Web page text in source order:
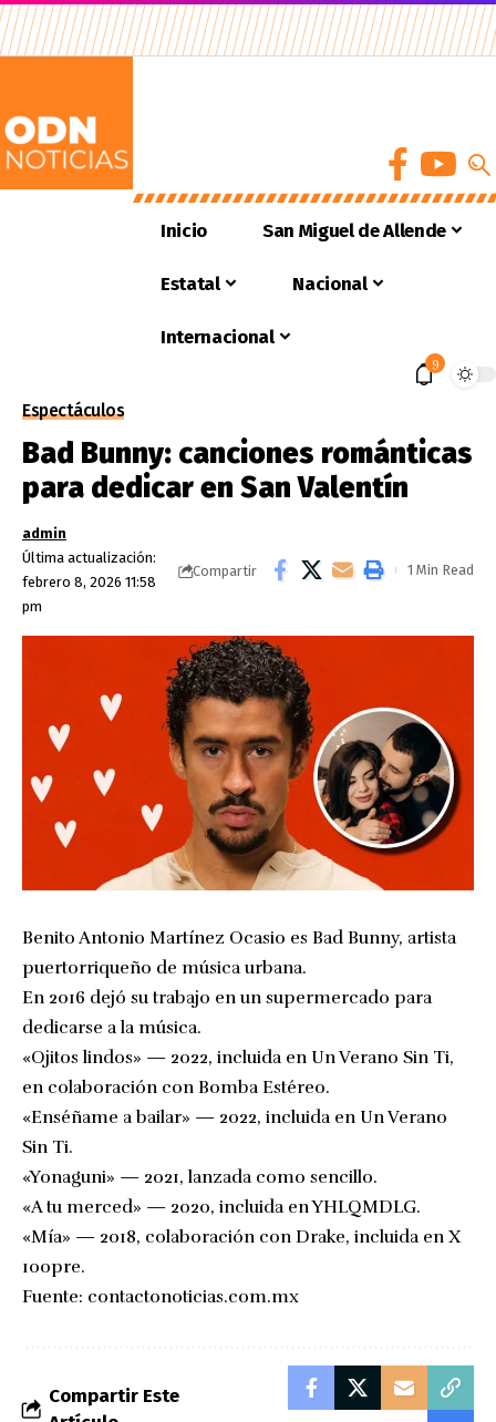
Inicio San Miguel de Allende
Estatal Nacional
Internacional
9
Espectáculos
Bad Bunny: canciones románticas
para dedicar en San Valentín
Última actualización:
febrero 8, 2026 11:58
pm
admin
Compartir 1 Min Read
Benito Antonio Martínez Ocasio es Bad Bunny, artista
puertorriqueño de música urbana.
En 2016 dejó su trabajo en un supermercado para
dedicarse a la música.
«Ojitos lindos» — 2022, incluida en Un Verano Sin Ti,
en colaboración con Bomba Estéreo.
«Enséñame a bailar» — 2022, incluida en Un Verano
Sin Ti.
«Yonaguni» — 2021, lanzada como sencillo.
«A tu merced» — 2020, incluida en YHLQMDLG.
«Mía» — 2018, colaboración con Drake, incluida en X
100pre.
Fuente: contactonoticias.com.mx
Compartir Este